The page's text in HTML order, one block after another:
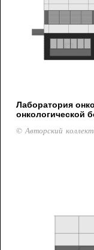
Лаборатория
онкологической
© Авторский